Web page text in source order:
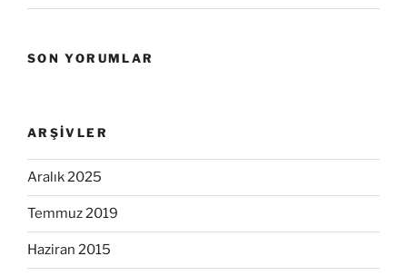
SON YORUMLAR
ARŞIVLER
Aralık 2025
Temmuz 2019
Haziran 2015